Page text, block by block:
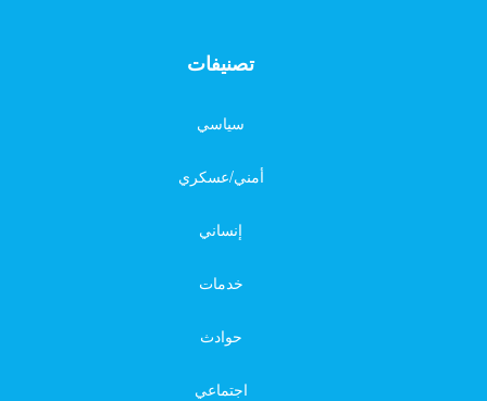
تصنيفات
سياسي
أمني/عسكري
إنساني
خدمات
حوادث
اجتماعي